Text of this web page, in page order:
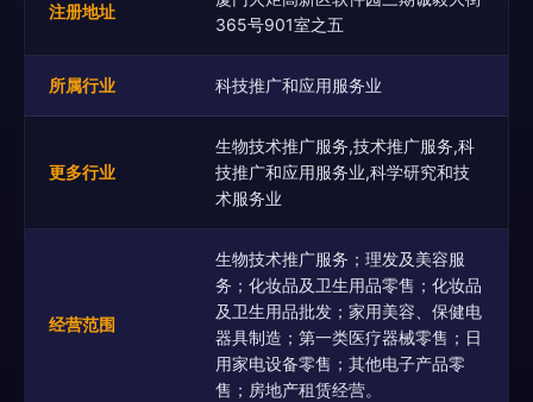
注册地址
365号901室之五
所属行业 科技推广和应用服务业
更多行业
生物技术推广服务,技术推广服务,科
技推广和应用服务业,科学研究和技
术服务业
经营范围
生物技术推广服务；理发及美容服
务；化妆品及卫生用品零售；化妆品
及卫生用品批发；家用美容、保健电
器具制造；第一类医疗器械零售；日
用家电设备零售；其他电子产品零
售；房地产租赁经营。